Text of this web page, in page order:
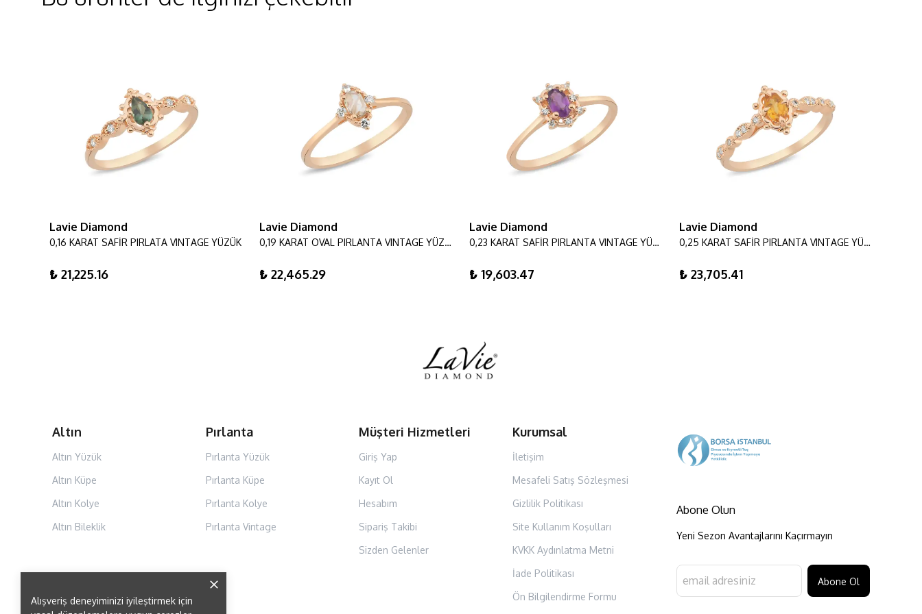
Alışveriş deneyiminizi iyileştirmek için
Lavie Diamond
0,16 KARAT SAFİR PIRLATA VINTAGE YÜZÜK
₺ 21,225.16
Lavie Diamond
0,19 KARAT OVAL PIRLANTA VINTAGE YÜZÜK
₺ 22,465.29
Lavie Diamond
0,23 KARAT SAFİR PIRLANTA VINTAGE YÜZÜK
₺ 19,603.47
Lavie Diamond
0,25 KARAT SAFİR PIRLANTA VINTAGE YÜZÜK
₺ 23,705.41
Altın
Altın Yüzük
Altın Küpe
Altın Kolye
Altın Bileklik
Pırlanta
Pırlanta Yüzük
Pırlanta Küpe
Pırlanta Kolye
Pırlanta Vintage
Müşteri Hizmetleri
Giriş Yap
Kayıt Ol
Hesabım
Sipariş Takibi
Sizden Gelenler
Kurumsal
İletişim
Mesafeli Satış Sözleşmesi
Gizlilik Politikası
Site Kullanım Koşulları
KVKK Aydınlatma Metni
İade Politikası
Ön Bilgilendirme Formu
Abone Olun
Yeni Sezon Avantajlarını Kaçırmayın
Abone Ol